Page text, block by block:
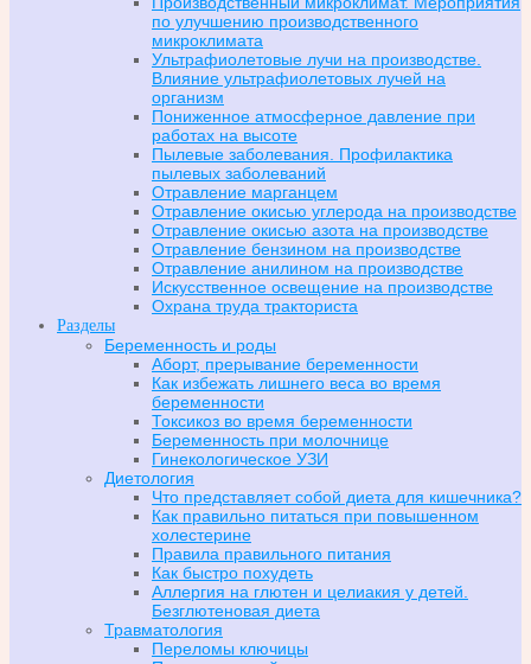
по улучшению производственного
микроклимата
Ультрафиолетовые лучи на производстве.
Влияние ультрафиолетовых лучей на
организм
Пониженное атмосферное давление при
работах на высоте
Пылевые заболевания. Профилактика
пылевых заболеваний
Отравление марганцем
Отравление окисью углерода на производстве
Отравление окисью азота на производстве
Отравление бензином на производстве
Отравление анилином на производстве
Искусственное освещение на производстве
Охрана труда тракториста
Разделы
Беременность и роды
Аборт, прерывание беременности
Как избежать лишнего веса во время
беременности
Токсикоз во время беременности
Беременность при молочнице
Гинекологическое УЗИ
Диетология
Что представляет собой диета для кишечника?
Как правильно питаться при повышенном
холестерине
Правила правильного питания
Как быстро похудеть
Аллергия на глютен и целиакия у детей.
Безглютеновая диета
Травматология
Переломы ключицы